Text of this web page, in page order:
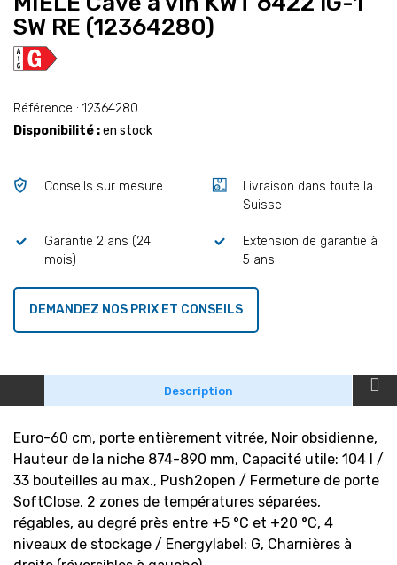
SW RE (12364280)
Référence : 12364280
Disponibilité :en stock
Conseils sur mesure
Livraison dans toute la
Suisse
Garantie 2 ans (24
mois)
Extension de garantie à
5 ans
DEMANDEZ NOS PRIX ET CONSEILS
Description
Euro-60 cm, porte entièrement vitrée, Noir obsidienne,
Hauteur de la niche 874-890 mm, Capacité utile: 104 l /
33 bouteilles au max., Push2open / Fermeture de porte
SoftClose, 2 zones de températures séparées,
régables, au degré près entre +5 °C et +20 °C, 4
niveaux de stockage / Energylabel: G, Charnières à